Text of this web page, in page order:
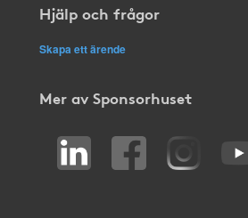
Hjälp och frågor
Skapa ett ärende
Mer av Sponsorhuset